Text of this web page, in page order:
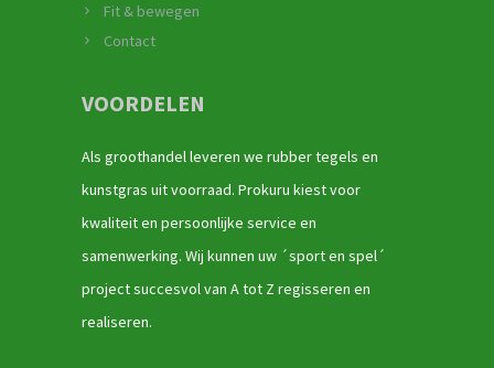
Fit & bewegen
Contact
VOORDELEN
Als groothandel leveren we rubber tegels en
kunstgras uit voorraad. Prokuru kiest voor
kwaliteit en persoonlijke service en
samenwerking. Wij kunnen uw ´sport en spel´
project succesvol van A tot Z regisseren en
realiseren.